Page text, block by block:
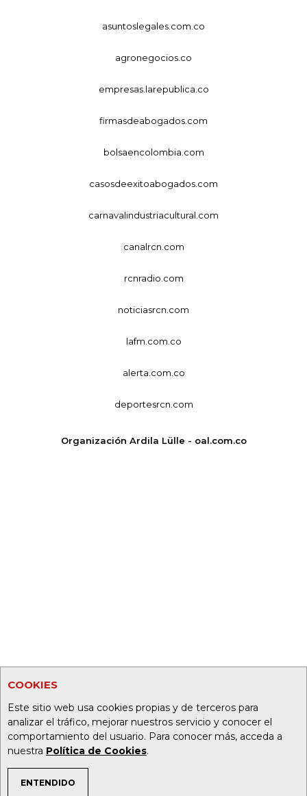
COOKIES
Este sitio web usa cookies propias y de terceros para
analizar el tráfico, mejorar nuestros servicio y conocer el
comportamiento del usuario. Para conocer más, acceda a
nuestra Política de Cookies.
ENTENDIDO
asuntoslegales.com.co
agronegocios.co
empresas.larepublica.co
firmasdeabogados.com
bolsaencolombia.com
casosdeexitoabogados.com
carnavalindustriacultural.com
canalrcn.com
rcnradio.com
noticiasrcn.com
lafm.com.co
alerta.com.co
deportesrcn.com
Organización Ardila Lülle - oal.com.co